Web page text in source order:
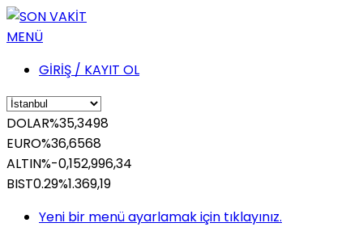
MENÜ
GİRİŞ / KAYIT OL
DOLAR%35,3498
EURO%36,6568
ALTIN%-0,152,996,34
BIST0.29%1.369,19
Yeni bir menü ayarlamak için tıklayınız.